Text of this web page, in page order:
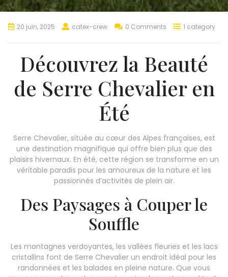
20 juin, 2025 catex-crew 0 Comments 1 category
Découvrez la Beauté
de Serre Chevalier en
Été
Serre Chevalier, située au cœur des Alpes françaises, est
une destination magnifique qui offre bien plus que des
plaisirs hivernaux. En été, cette région se transforme en un
véritable paradis pour les amoureux de la nature et les
passionnés d’activités de plein air.
Des Paysages à Couper le
Souffle
Les montagnes verdoyantes, les vallées fleuries et les lacs
cristallins font de Serre Chevalier un endroit idéal pour les
randonnées et les balades en pleine nature. Que vous